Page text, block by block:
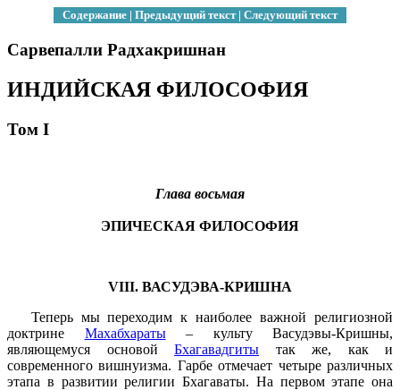
Содержание | Предыдущий текст| Следующий текст
Сарвепалли Радхакришнан
ИНДИЙСКАЯ ФИЛОСОФИЯ
Том I
Глава восьмая
ЭПИЧЕСКАЯ ФИЛОСОФИЯ
VIII. ВАСУДЭВА-КРИШНА
Теперь мы переходим к наиболее важной религиозной
доктрине Махабхараты– культу Васудэвы-Кришны,
являющемуся основой Бхагавадгиты так же, как и
современного вишнуизма. Гарбе отмечает четыре различных
этапа в развитии религии Бхагаваты. На первом этапе она